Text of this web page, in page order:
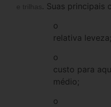
e trilhas
. Suas principais
o
relativa leveza;
o
custo para
médio;
o